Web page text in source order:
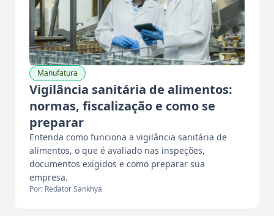
Manufatura
Vigilância sanitária de alimentos:
normas, fiscalização e como se
preparar
Entenda como funciona a vigilância sanitária de
alimentos, o que é avaliado nas inspeções,
documentos exigidos e como preparar sua
empresa.
Por: Redator Sankhya